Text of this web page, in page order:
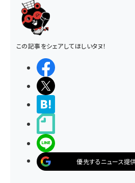
この記事をシェアしてほしいタヌ！
優先するニュース提